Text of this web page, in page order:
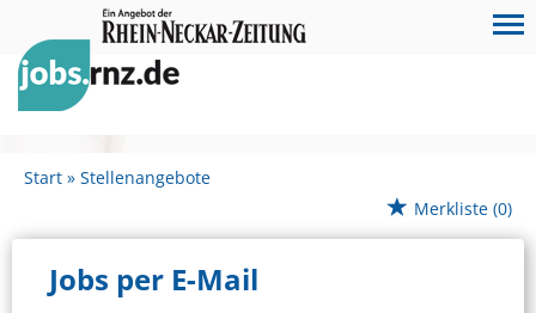
Start
Stellenangebote
Merkliste (0)
Jobs per E-Mail